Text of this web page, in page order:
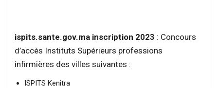
ispits.sante.gov.ma inscription 2023 : Concours
d’accès Instituts Supérieurs professions
infirmières des villes suivantes :
ISPITS Kenitra